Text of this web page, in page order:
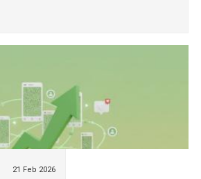
21 Feb 2026